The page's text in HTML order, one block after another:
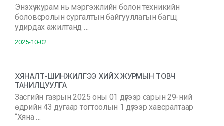
Энэхүү журам нь мэргэжлийн болон техникийн
боловсролын сургалтын байгууллагын багш,
удирдах ажилтанд …
2025-10-02
ХЯНАЛТ-ШИНЖИЛГЭЭ ХИЙХ ЖУРМЫН ТОВЧ
ТАНИЛЦУУЛГА
Засгийн газрын 2025 оны 01 дүгээр сарын 29-ний
өдрийн 43 дугаар тогтоолын 1 дүгээр хавсралтаар
“Хяна …